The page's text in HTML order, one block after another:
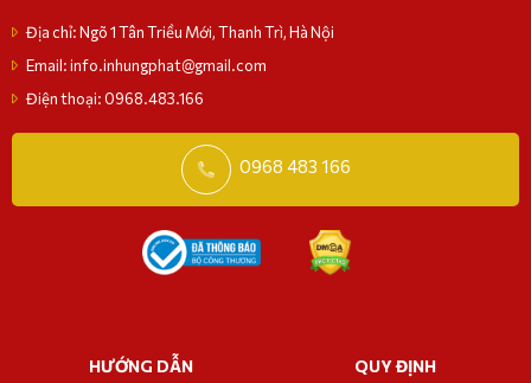
Địa chỉ: Ngõ 1 Tân Triều Mới, Thanh Trì, Hà Nội
Email: info.inhungphat@gmail.com
Điện thoại: 0968.483.166
0968 483 166
HƯỚNG DẪN QUY ĐỊNH